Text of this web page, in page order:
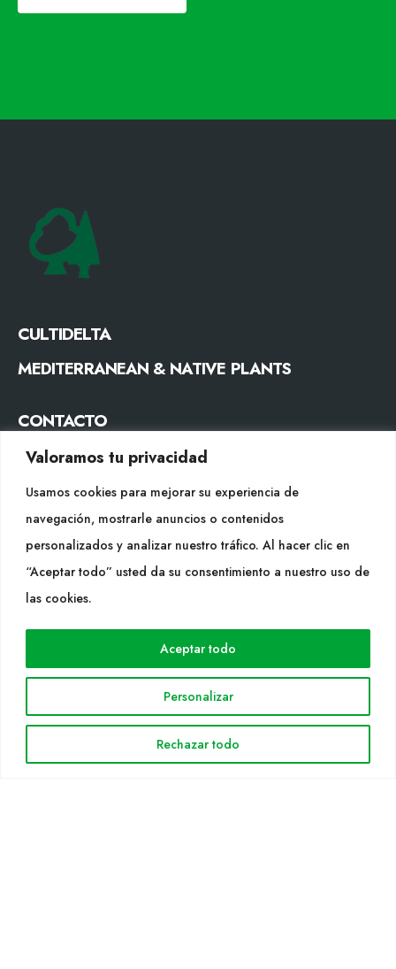
Valoramos tu privacidad
Usamos cookies para mejorar su experiencia de
navegación, mostrarle anuncios o contenidos
personalizados y analizar nuestro tráfico. Al hacer clic en
“Aceptar todo” usted da su consentimiento a nuestro uso de
las cookies.
Personalizar
Rechazar todo
Aceptar todo
CULTIDELTA
MEDITERRANEAN & NATIVE PLANTS
CONTACTO
Tel. +34 977053013
SÍGUENOS
WEB
Cultidelta
Solicitud Catálogo